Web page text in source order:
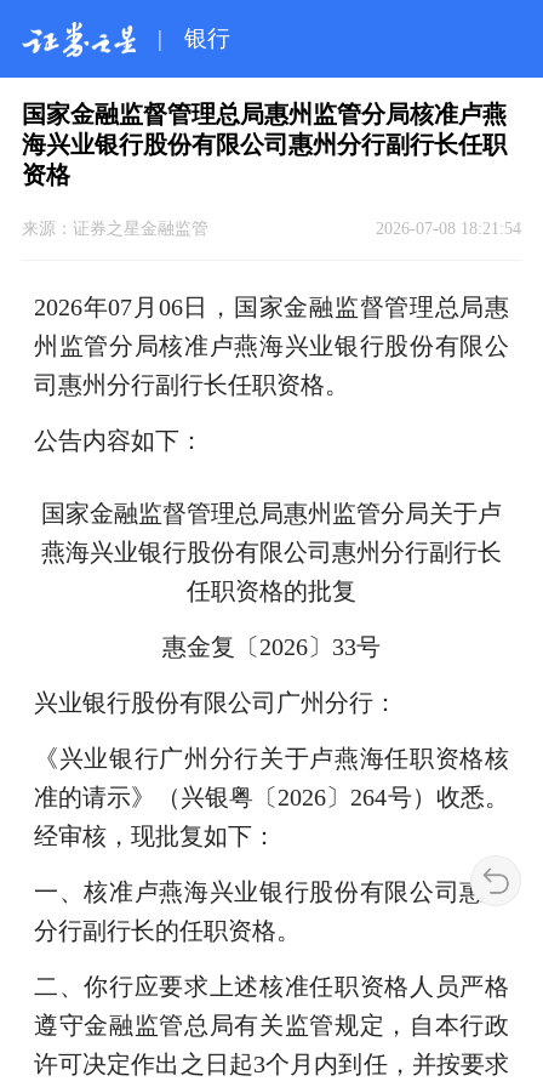
| 银行
国家金融监督管理总局惠州监管分局核准卢燕
海兴业银行股份有限公司惠州分行副行长任职
资格
来源： 证券之星金融监管 2026-07-08 18:21:54
2026年07月06日，国家金融监督管理总局惠
州监管分局核准卢燕海兴业银行股份有限公
司惠州分行副行长任职资格。
公告内容如下：
国家金融监督管理总局惠州监管分局关于卢
燕海兴业银行股份有限公司惠州分行副行长
任职资格的批复
惠金复〔2026〕33号
兴业银行股份有限公司广州分行：
《兴业银行广州分行关于卢燕海任职资格核
准的请示》（兴银粤〔2026〕264号）收悉。
经审核，现批复如下：
一、核准卢燕海兴业银行股份有限公司惠州
分行副行长的任职资格。
二、你行应要求上述核准任职资格人员严格
遵守金融监管总局有关监管规定，自本行政
许可决定作出之日起3个月内到任，并按要求